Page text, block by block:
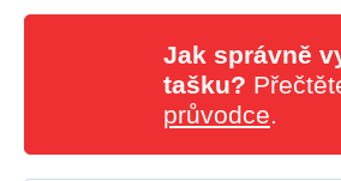
Jak správně
tašku?
průvodce.